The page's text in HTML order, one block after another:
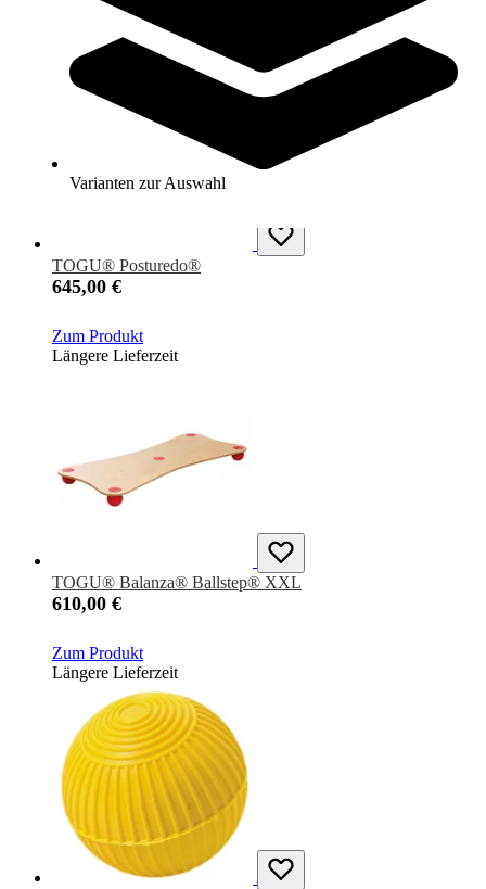
Varianten zur Auswahl
Zum Produkt
Längere Lieferzeit
TOGU® Posturedo®
645,00 €
Zum Produkt
Längere Lieferzeit
TOGU® Balanza® Ballstep® XXL
610,00 €
Zum Produkt
Längere Lieferzeit